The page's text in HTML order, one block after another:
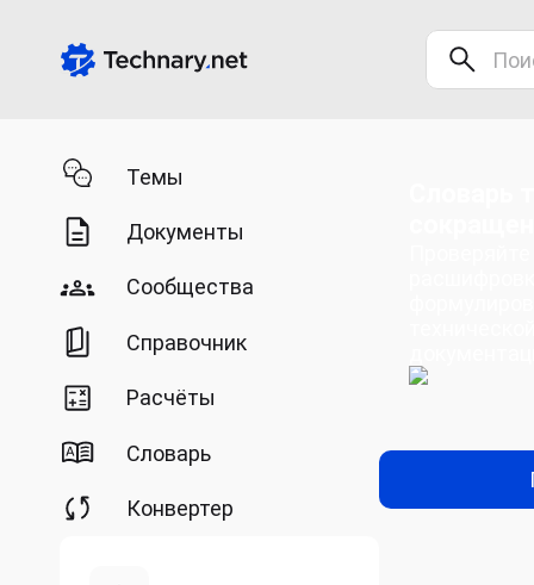
Темы
Документы
Сообщества
Справочник
Расчёты
Словарь
Конвертер